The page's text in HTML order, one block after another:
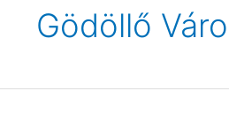
Gödöllő